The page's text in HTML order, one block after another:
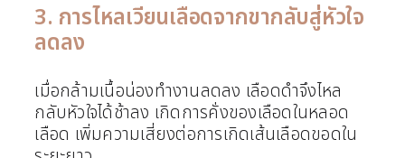
3. การไหลเวียนเลือดจากขากลับสู่หัวใจ
ลดลง
เมื่อกล้ามเนื้อน่องทำงานลดลง เลือดดำจึงไหล
กลับหัวใจได้ช้าลง เกิดการคั่งของเลือดในหลอด
เลือด เพิ่มความเสี่ยงต่อการเกิดเส้นเลือดขอดใน